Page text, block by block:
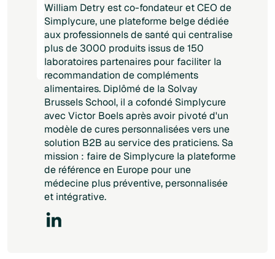
William Detry est co-fondateur et CEO de
Simplycure, une plateforme belge dédiée
aux professionnels de santé qui centralise
plus de 3000 produits issus de 150
laboratoires partenaires pour faciliter la
recommandation de compléments
alimentaires. Diplômé de la Solvay
Brussels School, il a cofondé Simplycure
avec Victor Boels après avoir pivoté d'un
modèle de cures personnalisées vers une
solution B2B au service des praticiens. Sa
mission : faire de Simplycure la plateforme
de référence en Europe pour une
médecine plus préventive, personnalisée
et intégrative.